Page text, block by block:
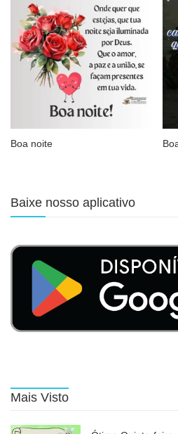
Boa noite
Baixe nosso aplicativo
Mais Visto